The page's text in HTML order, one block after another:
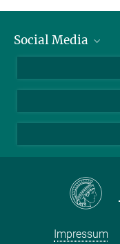
Social Media
Impressum